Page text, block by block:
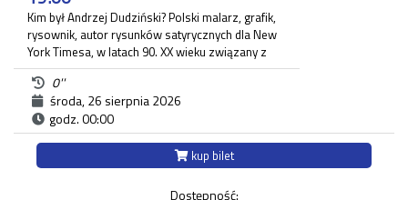
Kim był Andrzej Dudziński? Polski malarz, grafik,
rysownik, autor rysunków satyrycznych dla New
York Timesa, w latach 90. XX wieku związany z
krakowskim "Tygodnikiem Powszechnym", gdzie
zamieszczał regularnie komentarz polityczny. Na
wystawie pt.: "Andrzej Dudziński. Przypadek
artysty niemożliwego" zaprezentowane zostały
różnorodne prace artysty.
Ekspozycja odbywa się w budynku Strzelnicy na
Woli przy ul. Królowej Jadwigi 220 oraz w Willi
Decjusza (parter), gdzie zgromadzone zostały
0''
środa, 26 sierpnia 2026
godz. 00:00
kup bilet
Dostępność: